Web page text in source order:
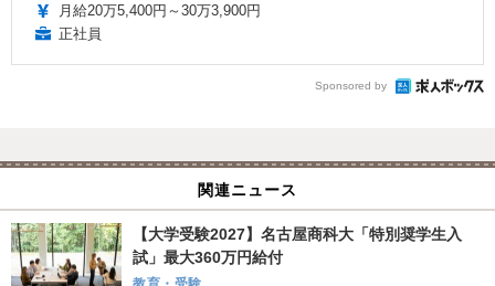
月給20万5,400円～30万3,900円
正社員
Sponsored by
関連ニュース
【大学受験2027】名古屋商科大「特別奨学生入
試」最大360万円給付